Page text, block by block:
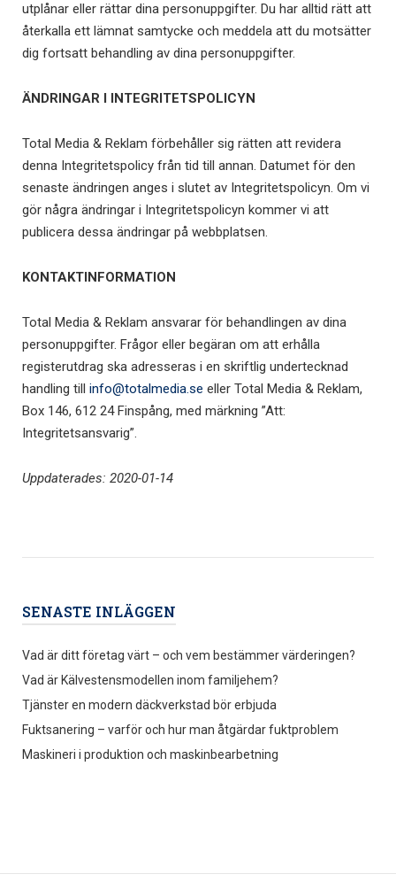
utplånar eller rättar dina personuppgifter. Du har alltid rätt att
återkalla ett lämnat samtycke och meddela att du motsätter
dig fortsatt behandling av dina personuppgifter.
ÄNDRINGAR I INTEGRITETSPOLICYN
Total Media & Reklam förbehåller sig rätten att revidera
denna Integritetspolicy från tid till annan. Datumet för den
senaste ändringen anges i slutet av Integritetspolicyn. Om vi
gör några ändringar i Integritetspolicyn kommer vi att
publicera dessa ändringar på webbplatsen.
KONTAKTINFORMATION
Total Media & Reklam ansvarar för behandlingen av dina
personuppgifter. Frågor eller begäran om att erhålla
registerutdrag ska adresseras i en skriftlig undertecknad
handling till info@totalmedia.se eller Total Media & Reklam,
Box 146, 612 24 Finspång, med märkning ”Att:
Integritetsansvarig”.
Uppdaterades: 2020-01-14
SENASTE INLÄGGEN
Vad är ditt företag värt – och vem bestämmer värderingen?
Vad är Kälvestensmodellen inom familjehem?
Tjänster en modern däckverkstad bör erbjuda
Fuktsanering – varför och hur man åtgärdar fuktproblem
Maskineri i produktion och maskinbearbetning